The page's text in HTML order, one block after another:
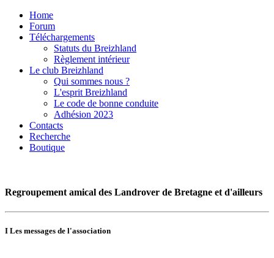
Home
Forum
Téléchargements
Statuts du Breizhland
Règlement intérieur
Le club Breizhland
Qui sommes nous ?
L'esprit Breizhland
Le code de bonne conduite
Adhésion 2023
Contacts
Recherche
Boutique
Regroupement amical des Landrover de Bretagne et d'ailleurs
I Les messages de l'association